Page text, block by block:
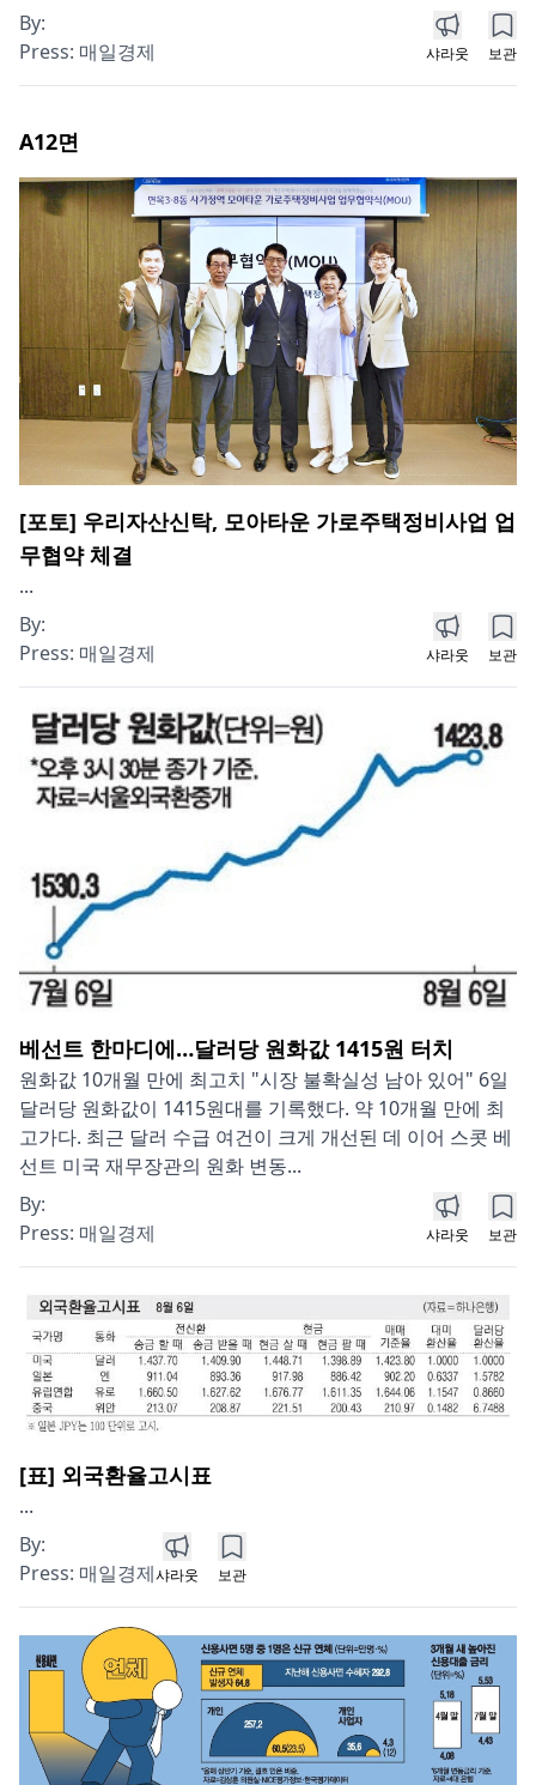
By:
Press: 매일경제 샤라웃 보관
A12면
[포토] 우리자산신탁, 모아타운 가로주택정비사업 업
무협약 체결
...
By:
Press: 매일경제 샤라웃 보관
베선트 한마디에…달러당 원화값 1415원 터치
원화값 10개월 만에 최고치 "시장 불확실성 남아 있어" 6일
달러당 원화값이 1415원대를 기록했다. 약 10개월 만에 최
고가다. 최근 달러 수급 여건이 크게 개선된 데 이어 스콧 베
선트 미국 재무장관의 원화 변동...
By:
Press: 매일경제 샤라웃 보관
[표] 외국환율고시표
...
By:
Press: 매일경제샤라웃 보관